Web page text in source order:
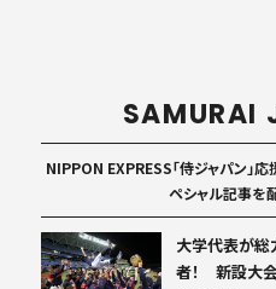
SAMURAI
NIPPON EXPRESS「侍ジャパン」
ペシャル記事を
大学代表が総
者！ 新設大